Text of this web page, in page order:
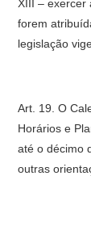
XIII – exercer
forem
legislação
Art. 19. O
Horários e
até o décimo
outras